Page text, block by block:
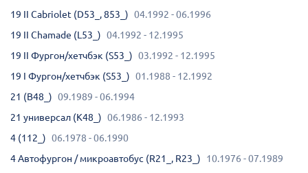
19 II Cabriolet (D53_, 853_) 04.1992 - 06.1996
19 II Chamade (L53_) 04.1992 - 12.1995
19 II Фургон/хетчбэк (S53_) 03.1992 - 12.1995
19 I Фургон/хетчбэк (S53_) 01.1988 - 12.1992
21 (B48_) 09.1989 - 06.1994
21 универсал (K48_) 06.1986 - 12.1993
4 (112_) 06.1978 - 06.1990
4 Автофургон / микроавтобус (R21_, R23_)
10.1976 - 07.1989